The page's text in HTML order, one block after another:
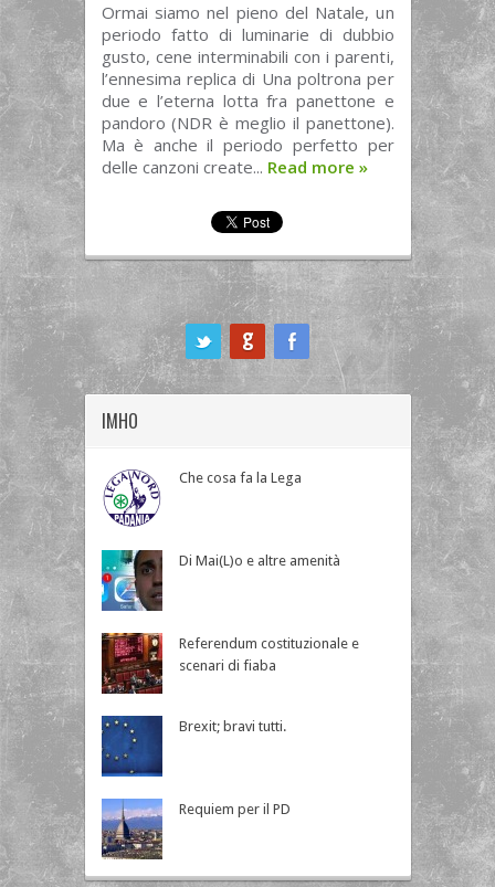
Ormai siamo nel pieno del Natale, un
periodo fatto di luminarie di dubbio
gusto, cene interminabili con i parenti,
l’ennesima replica di Una poltrona per
due e l’eterna lotta fra panettone e
pandoro (NDR è meglio il panettone).
Ma è anche il periodo perfetto per
delle canzoni create... Read more »
IMHO
Che cosa fa la Lega
Di Mai(L)o e altre amenità
Referendum costituzionale e
scenari di fiaba
Brexit; bravi tutti.
Requiem per il PD